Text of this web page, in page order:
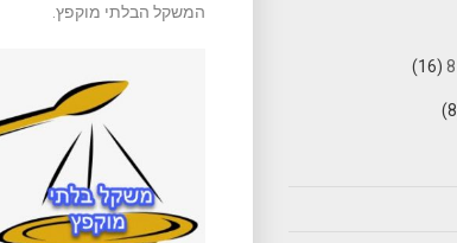
המשקל הבלתי מוקפץ.
(16)